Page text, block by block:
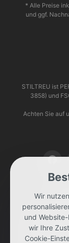
* Alle Preise
und ggf.
STILTREU ist
3858) und
Achten Sie auf
Wir
und
wir Ihre
Cookie-